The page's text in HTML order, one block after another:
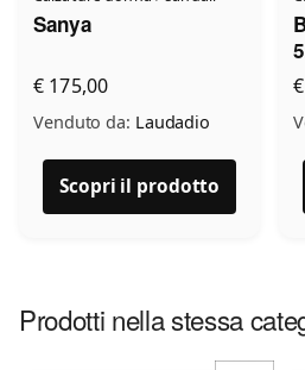
Sanya
€ 175,00
Venduto da: Laudadio
Scopri il prodotto
Prodotti nella stessa